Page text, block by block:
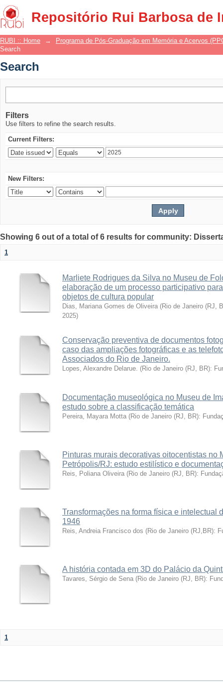
Repositório Rui Barbosa de
Search
RUBI :: Home →
Programa de Pós-Graduação em Memória e Acervos
Search
Search
Filters
Use filters to refine the search results.
Current Filters:
New Filters:
Showing 6 out of a total of 6 results for community:
1
Marliete Rodrigues da Silva no Museu de
elaboração de um processo participativo
objetos de cultura popular
Dias, Mariana Gomes de Oliveira (Rio de Janeiro (RJ,
2025)
Conservação preventiva de documentos
caso das ampliações fotográficas e as
Associados do Rio de Janeiro.
Lopes, Alexandre Delarue. (Rio de Janeiro (RJ, BR):
Documentação museológica no Museu de
estudo sobre a classificação temática
Pereira, Mayara Motta (Rio de Janeiro (RJ, BR):
Pinturas murais decorativas oitocentistas no
Petrópolis/RJ: estudo estilístico e
Reis, Poliana Oliveira (Rio de Janeiro (RJ, BR):
Transformações na forma física e intelectual
1946
Reis, Andreia Francisco dos (Rio de Janeiro (RJ,BR):
A história contada em 3D do Palácio da
Tavares, Sérgio de Sena (Rio de Janeiro (RJ, BR):
1